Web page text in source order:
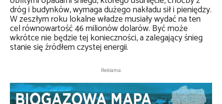
dróg i budynków, wymaga dużego nakładu sił i pieniędzy.
W zeszłym roku lokalne władze musiały wydać na ten
cel równowartość 46 milionów dolarów. Być może
wkrótce nie będzie tej konieczności, a zalegający śnieg
stanie się źródłem czystej energii.
Reklama